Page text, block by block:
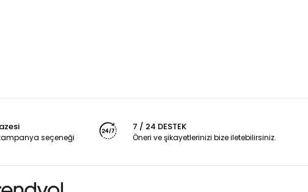
seçeneği
7 / 24 DESTEK
Öneri ve şikayetlerinizi bize iletebilirsiniz.